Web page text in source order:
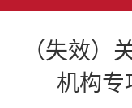
（失效）
机构专